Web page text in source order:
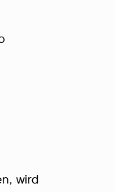
wird